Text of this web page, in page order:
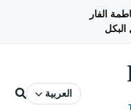
الفار
البكل
العربية